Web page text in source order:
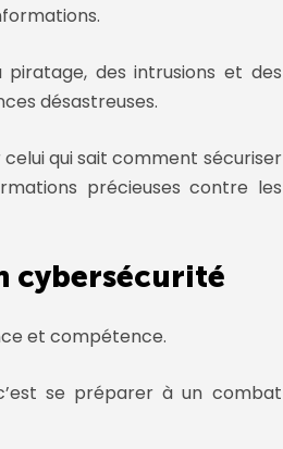
.
piratage, desintrusions et des
désastreuses.
qui sait comment sécuriser
précieuses contre les
cybersécurité
et compétence.
se préparer à un combat